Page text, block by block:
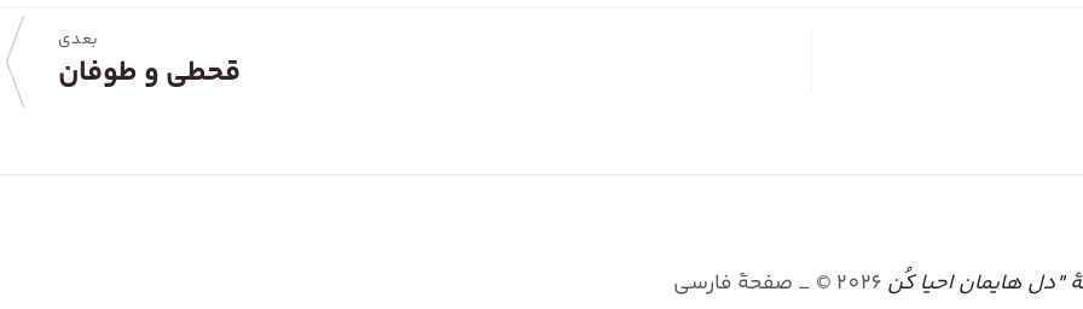
بعدی
قحطی و طوفان
هایمان احیا کُن 2026
© _ صفحۀ فارسی